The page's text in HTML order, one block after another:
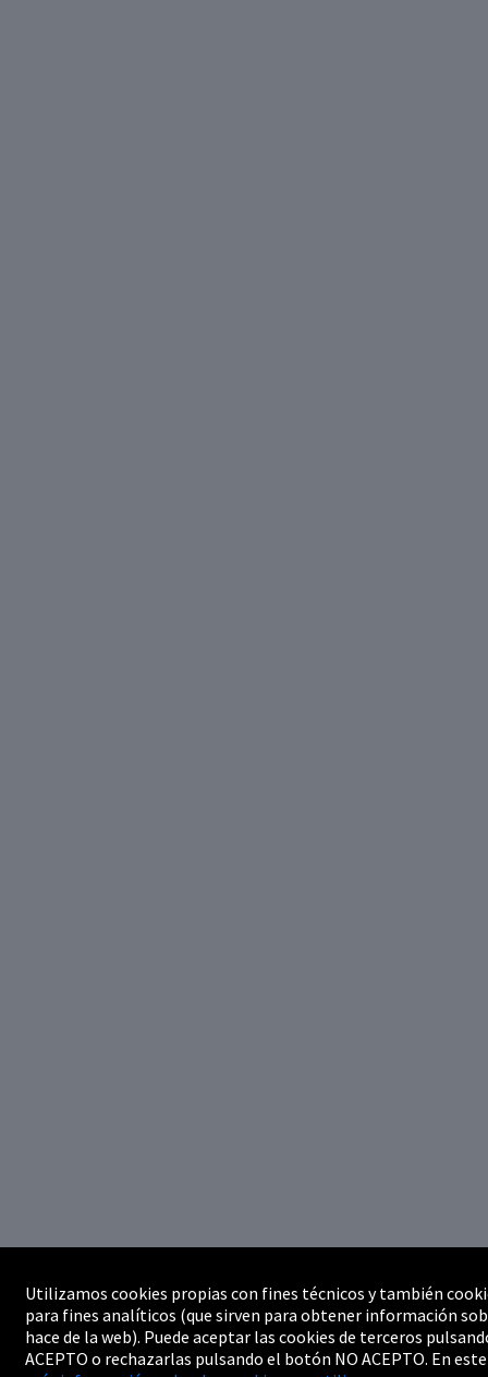
Utilizamos cookies propias con fines técnicos y también
para fines analíticos (que sirven para obtener información
hace de la web). Puede aceptar las cookies de terceros
ACEPTO o rechazarlas pulsando el botón NO ACEPTO. En